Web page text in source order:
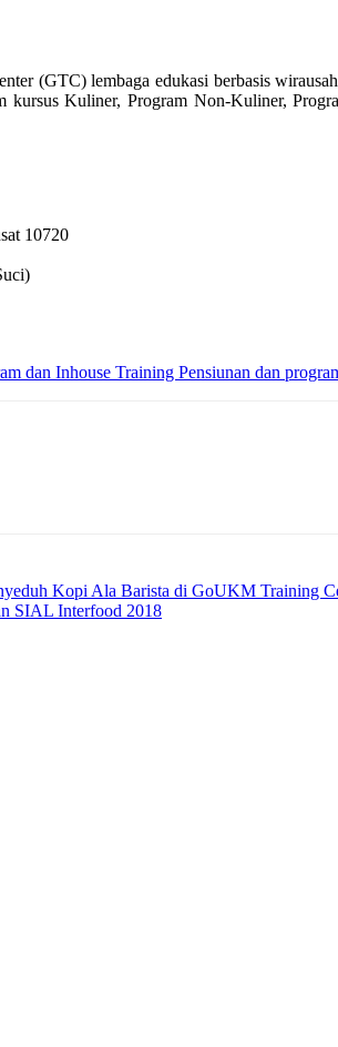
(GTC) lembaga edukasi berbasis
Kuliner, Program Non-Kuliner,
10720
dan Inhouse Training Pensiunan dan
Kopi Ala Barista di GoUKM Training
SIAL Interfood 2018